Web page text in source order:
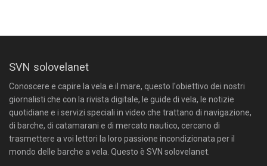
SVN solovelanet
Conoscere e capire la vela e il mare, questo l'obiettivo dei nostri
giornalisti che con la rivista digitale, le guide di vela, le notizie
quotidiane e i servizi speciali in video che trattano di navigazione,
di barche, di catamarani e di mercato nautico, cercano di
trasmettere a voi lettori la loro passione incondizionata per il
mondo delle barche a vela. Questo è SVN solovelanet.